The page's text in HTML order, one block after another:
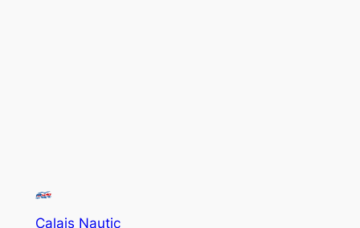
Calais Nautic